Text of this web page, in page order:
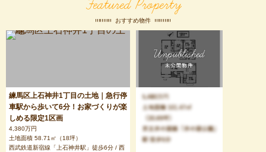
Featured Property
おすすめ物件
練馬区上石神井1丁目の土地｜急行停
車駅から歩いて6分！お家づくりが楽
しめる限定1区画
4,380万円
土地面積 58.71㎡（18坪）
西武鉄道新宿線「上石神井駅」徒歩6分 / 西